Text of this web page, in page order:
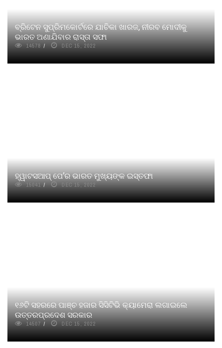
ବ୍ରିଟେନ ସୁପ୍ରିମକୋର୍ଟରେ ଯାଚିକା ଖାରଜ, ନୀରବ ମୋଦୀକୁ
ଭାରତ ଅଣାଯିବାର ରାସ୍ତା ସଫା
14578 DEC 15, 2022
ହ୍ୱାଟସଆପ୍‌ ପେ’ର ଭାରତ ମୁଖ୍ୟଙ୍କ ଇସ୍ତଫା
15041 DEC 15, 2022
୧୬ଟି ସହରରେ ପାଞ୍ଚ ହଜାର ସିସିଟିଭି କ୍ୟାମେରା ଲଗାଇଲେ
ଉତ୍ତରପ୍ରଦେଶ ସରକାର
14507 DEC 15, 2022